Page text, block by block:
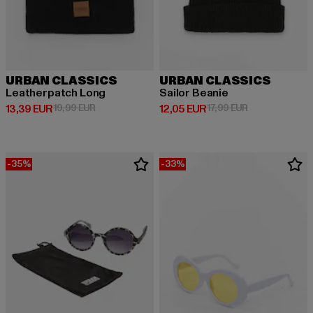
URBAN CLASSICS
Leatherpatch Long
13,39 EUR
Ajankohtainen hinta: 13,39 EUR
19,99 EURKampanjahinta: 19,99 EUR
URBAN CLASSICS
Sailor Beanie
12,05 EUR
Ajankohtainen hinta: 12,05 EUR
17,99 EURKampanjahinta:
-35% -33%